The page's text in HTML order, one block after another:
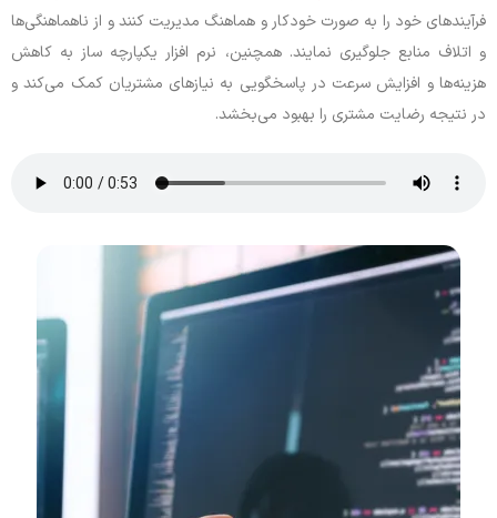
فرآیندهای خود را به صورت خودکار و هماهنگ مدیریت کنند و از ناهماهنگی‌ها
و اتلاف منابع جلوگیری نمایند. همچنین، نرم افزار یکپارچه ساز به کاهش
هزینه‌ها و افزایش سرعت در پاسخگویی به نیازهای مشتریان کمک می‌کند و
در نتیجه رضایت مشتری را بهبود می‌بخشد.